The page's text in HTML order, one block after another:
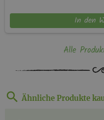
In den
Alle
Ähnliche Produkte